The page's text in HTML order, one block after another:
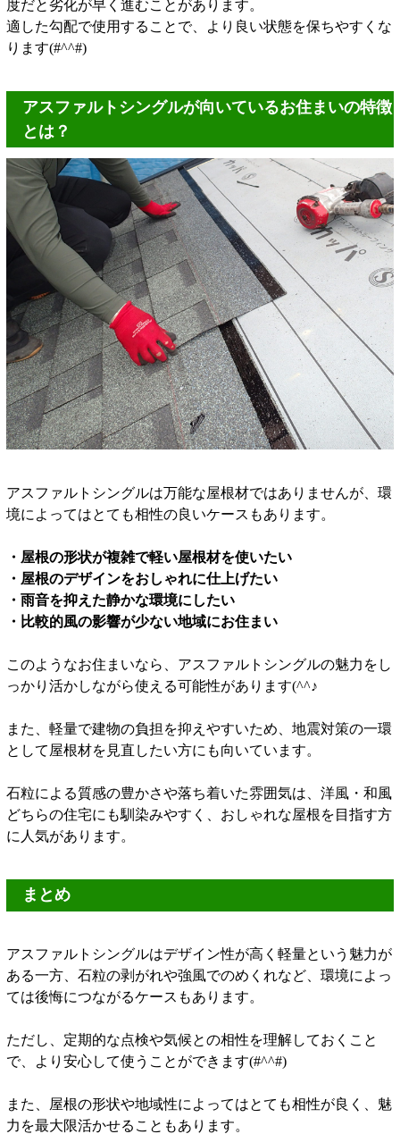
度だと劣化が早く進むことがあります。
適した勾配で使用することで、より良い状態を保ちやすくな
ります(#^^#)
アスファルトシングルが向いているお住まいの特徴
とは？
アスファルトシングルは万能な屋根材ではありませんが、環
境によってはとても相性の良いケースもあります。
・屋根の形状が複雑で軽い屋根材を使いたい
・屋根のデザインをおしゃれに仕上げたい
・雨音を抑えた静かな環境にしたい
・比較的風の影響が少ない地域にお住まい
このようなお住まいなら、アスファルトシングルの魅力をし
っかり活かしながら使える可能性があります(^^♪
また、軽量で建物の負担を抑えやすいため、地震対策の一環
として屋根材を見直したい方にも向いています。
石粒による質感の豊かさや落ち着いた雰囲気は、洋風・和風
どちらの住宅にも馴染みやすく、おしゃれな屋根を目指す方
に人気があります。
まとめ
アスファルトシングルはデザイン性が高く軽量という魅力が
ある一方、石粒の剥がれや強風でのめくれなど、環境によっ
ては後悔につながるケースもあります。
ただし、定期的な点検や気候との相性を理解しておくこと
で、より安心して使うことができます(#^^#)
また、屋根の形状や地域性によってはとても相性が良く、魅
力を最大限活かせることもあります。